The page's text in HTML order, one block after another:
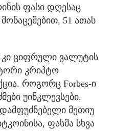
ფასი დღესაც
51 ათას
კი ციფრული ვალუტის
კრიპტო
როგორც Forbes-ი
უინკლევსები,
მეთიუ
ფასმა სხვა